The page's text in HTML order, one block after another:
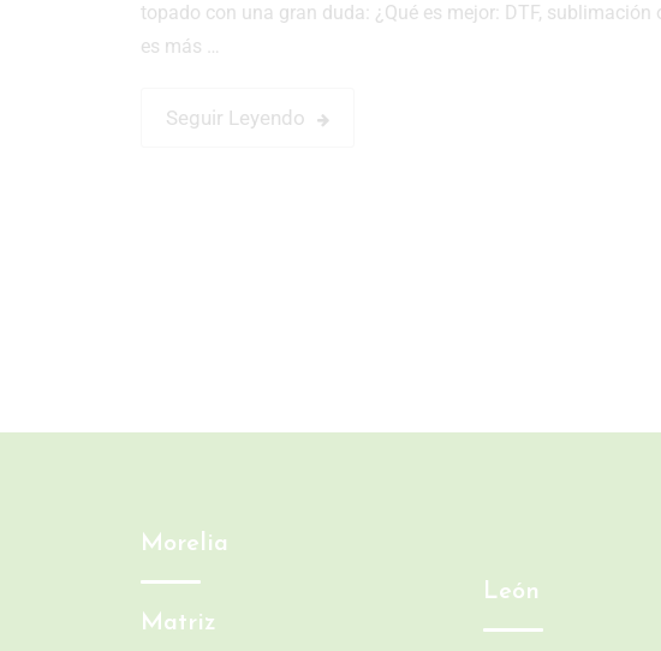
topado con una gran duda: ¿Qué es mejor: DTF,
es más …
Seguir Leyendo
Morelia
Matriz
León